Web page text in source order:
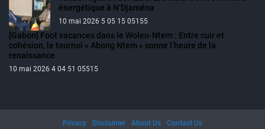
énergétique à N’Djaména
10 mai 2026 5 05 15 05155
[Gabon] Foot vacances dans le Woleu-Ntem : Entre cuir et
cohésion, le tournoi « Abong Ntem » sonne l’heure de la
renaissance
10 mai 2026 4 04 51 05515
Privacy Disclaimer About Us Contact Us